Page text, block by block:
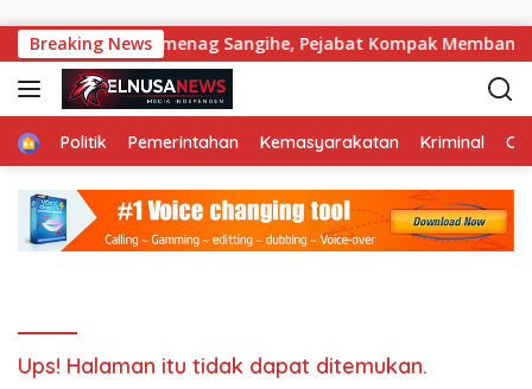
Breaking News
Menyengat di Kemenag Sangihe, Pejabat Kompak
HomePolitik Pemerintahan Kemasyarakatan Kriminal
Ups! Halaman itu tidak dapat ditemukan.